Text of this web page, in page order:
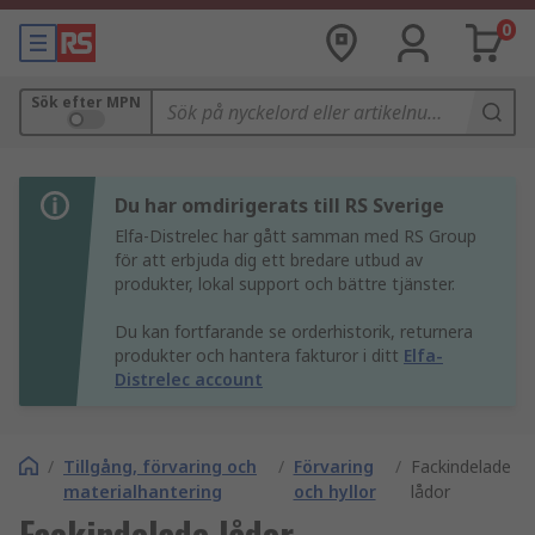
0
Sök efter MPN
Du har omdirigerats till RS Sverige
Elfa-Distrelec har gått samman med RS Group
för att erbjuda dig ett bredare utbud av
produkter, lokal support och bättre tjänster.
Du kan fortfarande se orderhistorik, returnera
produkter och hantera fakturor i ditt Elfa-
Distrelec account
/ Tillgång, förvaring och
materialhantering
/ Förvaring
och hyllor
/ Fackindelade
lådor